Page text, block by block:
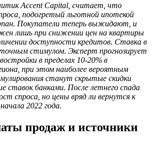
Accent Capital, считает, что
подогретый льготной ипотекой
Покупатели теперь выжидают, и
лишь при снижении цен на квартиры
доступности кредитов. Ставка в
стимулом. Эксперт прогнозирует
в пределах 10-20% в
при этом наиболее вероятным
станут скрытые скидки
ставок банками. После летнего спада
спроса, но цены вряд ли вернутся к
2022 года.
продаж и источники